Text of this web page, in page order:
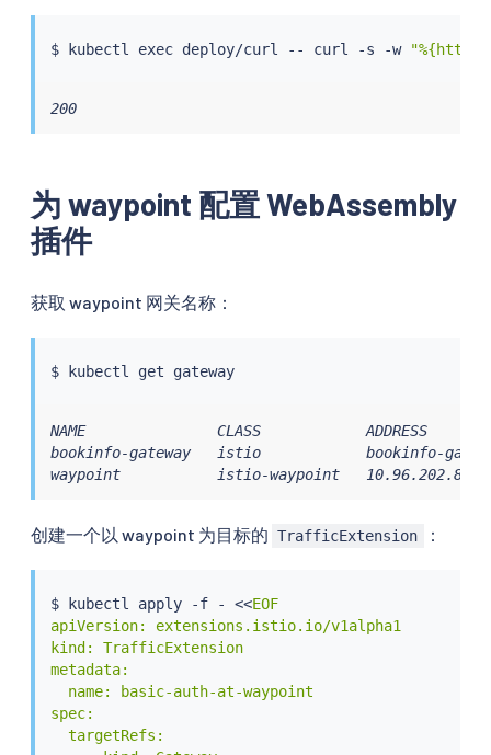
$ kubectl exec deploy/curl -- curl -s -w
200
为 waypoint 配置 WebAssembly
插件
获取 waypoint 网关名称：
$ kubectl get gateway
NAME               CLASS            ADDRESS
bookinfo-gateway   istio            bookinfo-
waypoint           istio-waypoint
创建一个以 waypoint 为目标的 TrafficExtension ：
$ kubectl apply -f - <<EOF
apiVersion: extensions.istio.io/v1alpha1
kind: TrafficExtension
metadata:
  name: basic-auth-at-waypoint
spec:
  targetRefs: